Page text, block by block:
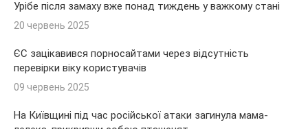
Урібе після замаху вже понад тиждень у важкому стані
20 червень 2025
ЄС зацікавився порносайтами через відсутність
перевірки віку користувачів
09 червень 2025
На Київщині під час російської атаки загинула мама-